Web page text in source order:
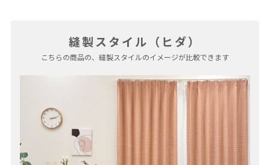
縫製スタイル（ヒダ）
こちらの商品の、縫製スタイルのイメージが比較できます